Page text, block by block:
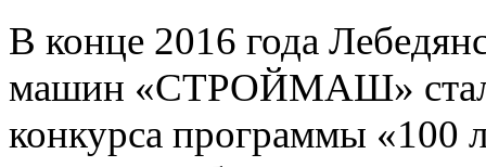
В конце 2016 года
машин «СТРОЙМАШ» стал
конкурса программы «100